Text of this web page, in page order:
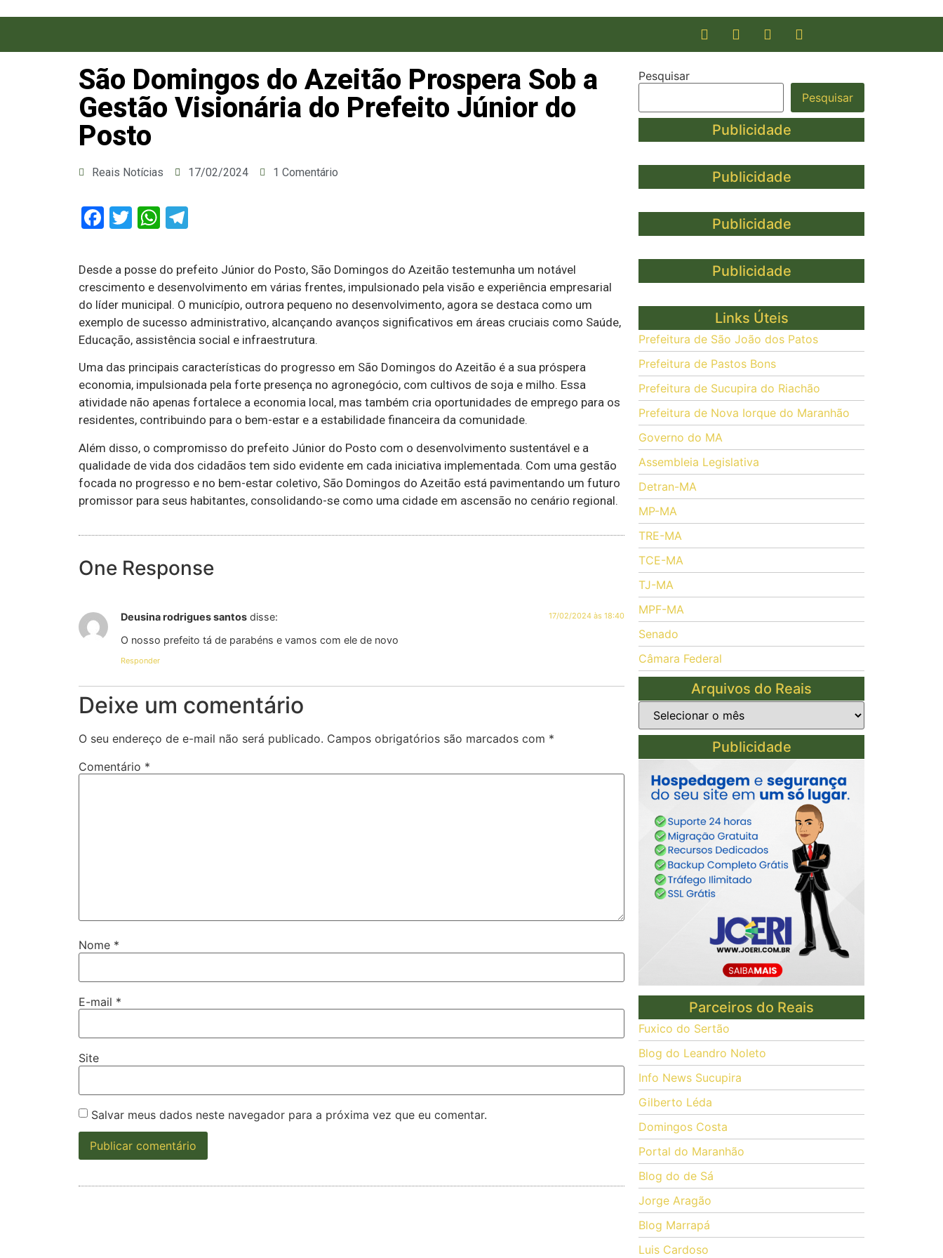
São Domingos do Azeitão Prospera Sob a
Gestão Visionária do Prefeito Júnior do
Posto
Reais Notícias 17/02/2024 1 Comentário
Facebook
TwitterWhatsApp
Desde a posse do prefeito Júnior do Posto, São Domingos do Azeitão testemunha um notável
crescimento e desenvolvimento em várias frentes, impulsionado pela visão e experiência empresarial
do líder municipal. O município, outrora pequeno no desenvolvimento, agora se destaca como um
exemplo de sucesso administrativo, alcançando avanços significativos em áreas cruciais como Saúde,
Educação, assistência social e infraestrutura.
Uma das principais características do progresso em São Domingos do Azeitão é a sua próspera
economia, impulsionada pela forte presença no agronegócio, com cultivos de soja e milho. Essa
atividade não apenas fortalece a economia local, mas também cria oportunidades de emprego para os
residentes, contribuindo para o bem-estar e a estabilidade financeira da comunidade.
Além disso, o compromisso do prefeito Júnior do Posto com o desenvolvimento sustentável e a
qualidade de vida dos cidadãos tem sido evidente em cada iniciativa implementada. Com uma gestão
focada no progresso e no bem-estar coletivo, São Domingos do Azeitão está pavimentando um futuro
promissor para seus habitantes, consolidando-se como uma cidade em ascensão no cenário regional.
One Response
Deusina rodrigues santos disse: 17/02/2024 às 18:40
O nosso prefeito tá de parabéns e vamos com ele de novo
Responder
Deixe um comentário
O seu endereço de e-mail não será publicado. Campos obrigatórios são marcados com *
Comentário *
Nome *
E-mail *
Site
Salvar meus dados neste navegador para a próxima vez que eu comentar.
Pesquisar
Pesquisar
Publicidade
Publicidade
Publicidade
Publicidade
Links Úteis
Prefeitura de São João dos Patos
Prefeitura de Pastos Bons
Prefeitura de Sucupira do Riachão
Prefeitura de Nova Iorque do Maranhão
Governo do MA
Assembleia Legislativa
Detran-MA
MP-MA
TRE-MA
TCE-MA
TJ-MA
MPF-MA
Senado
Câmara Federal
Arquivos do Reais
Publicidade
Parceiros do Reais
Fuxico do Sertão
Blog do Leandro Noleto
Info News Sucupira
Gilberto Léda
Domingos Costa
Portal do Maranhão
Blog do de Sá
Jorge Aragão
Blog Marrapá
Luis Cardoso